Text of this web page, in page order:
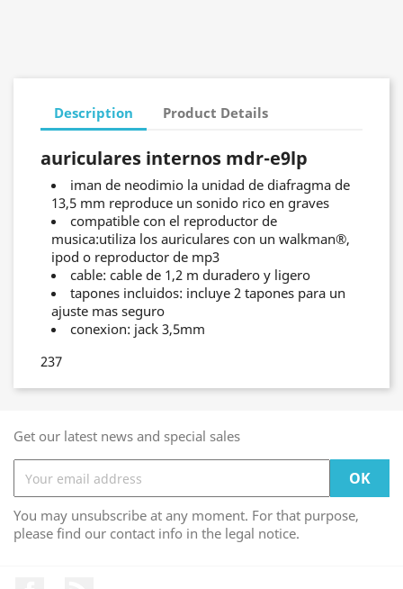
Description Product Details
auriculares internos mdr-e9lp
iman de neodimio la unidad de diafragma de
13,5 mm reproduce un sonido rico en graves
compatible con el reproductor de
musica:utiliza los auriculares con un walkman®,
ipod o reproductor de mp3
cable: cable de 1,2 m duradero y ligero
tapones incluidos: incluye 2 tapones para un
ajuste mas seguro
conexion: jack 3,5mm
237
Get our latest news and special sales
You may unsubscribe at any moment. For that purpose,
please find our contact info in the legal notice.